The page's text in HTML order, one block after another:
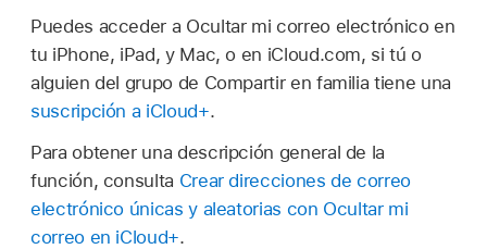
Puedes acceder a Ocultar mi correo electrónico en
tu iPhone, iPad, y Mac, o en iCloud.com, si tú o
alguien del grupo de Compartir en familia tiene una
suscripción a iCloud+.
Para obtener una descripción general de la
función, consulta Crear direcciones de correo
electrónico únicas y aleatorias con Ocultar mi
correo en iCloud+.